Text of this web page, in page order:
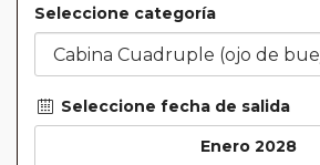
Seleccione categoría
Seleccione fecha de salida
Enero 2028